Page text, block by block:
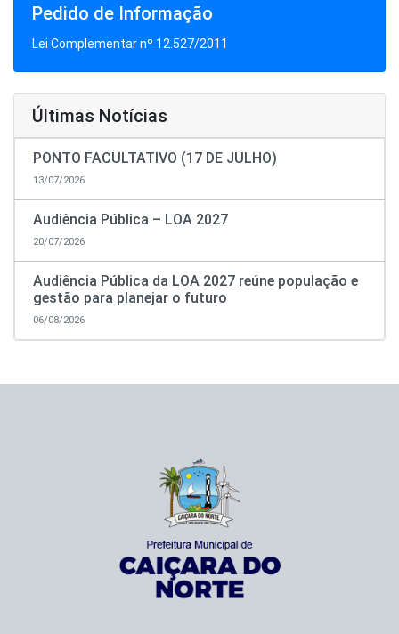
Pedido de Informação
Lei Complementar nº 12.527/2011
Últimas Notícias
PONTO FACULTATIVO (17 DE JULHO)
13/07/2026
Audiência Pública – LOA 2027
20/07/2026
Audiência Pública da LOA 2027 reúne população e
gestão para planejar o futuro
06/08/2026